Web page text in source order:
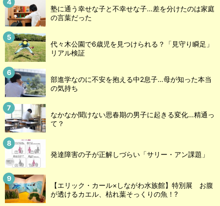
塾に通う幸せな子と不幸せな子…差を分けたのは家庭
の言葉だった
代々木公園で6歳児を見つけられる？「見守り瞬足」
リアル検証
部進学なのに不安を抱える中2息子…母が知った本当
の気持ち
なかなか聞けない思春期の男子に起きる変化…精通っ
て？
発達障害の子が正解しづらい「サリー・アン課題」
【エリック・カール×しながわ水族館】特別展 お腹
が透けるカエル、枯れ葉そっくりの魚！?